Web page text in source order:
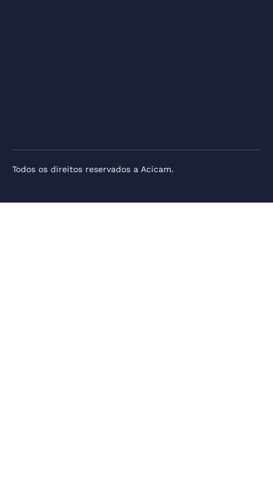
Todos os direitos reservados a Acicam.